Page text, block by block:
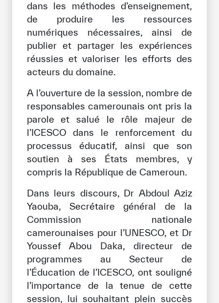
©Copyright ICESCO. Tous droits réservés.
Conditions d’utilisation
Politique de confidentialité
Politique et procédure concernant l’IA
PPSSI
Droit d’auteur
dans les méthodes d’enseignement,
de produire les ressources
numériques nécessaires, ainsi de
publier et partager les expériences
réussies et valoriser les efforts des
acteurs du domaine.
A l’ouverture de la session, nombre de
responsables camerounais ont pris la
parole et salué le rôle majeur de
l’ICESCO dans le renforcement du
processus éducatif, ainsi que son
soutien à ses États membres, y
compris la République de Cameroun.
Dans leurs discours, Dr Abdoul Aziz
Yaouba, Secrétaire général de la
Commission nationale
camerounaises pour l’UNESCO, et Dr
Youssef Abou Daka, directeur de
programmes au Secteur de
l’Éducation de l’ICESCO, ont souligné
l’importance de la tenue de cette
session, lui souhaitant plein succès